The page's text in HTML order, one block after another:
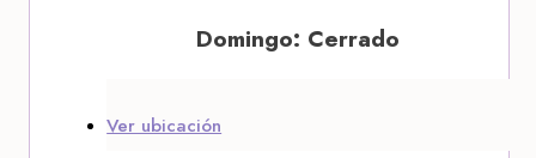
Domingo: Cerrado
Ver ubicación